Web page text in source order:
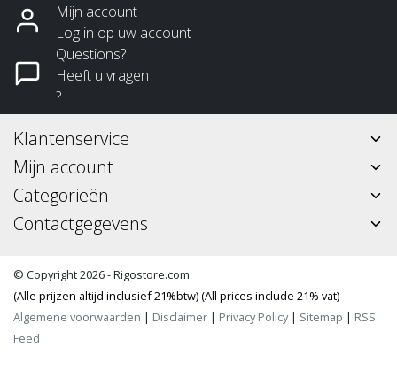
Mijn account
Log in op uw account
Questions?
Heeft u vragen
?
Klantenservice
Mijn account
Categorieën
Contactgegevens
© Copyright 2026 - Rigostore.com
(Alle prijzen altijd inclusief 21%btw) (All prices include 21% vat)
Algemene voorwaarden | Disclaimer | Privacy Policy| Sitemap | RSS
Feed